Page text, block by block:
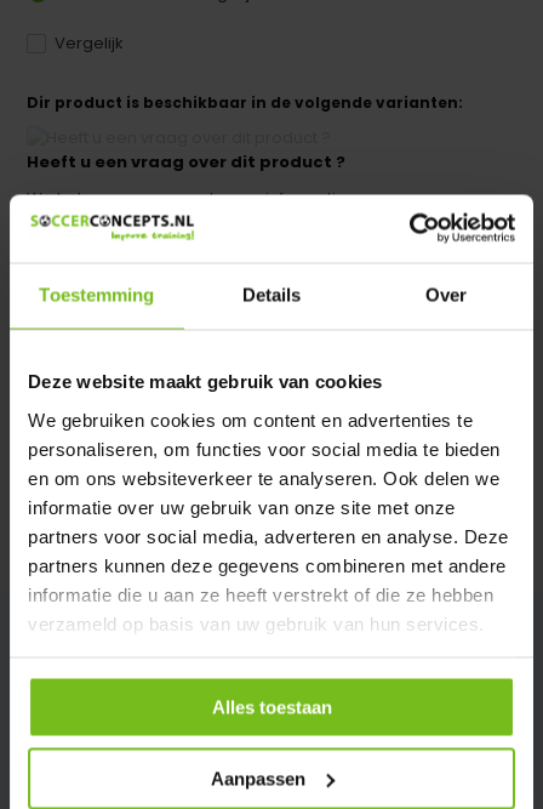
Toestemming Details Over
Deze website maakt gebruik van cookies
We gebruiken cookies om content en advertenties te
personaliseren, om functies voor social media te bieden
en om ons websiteverkeer te analyseren. Ook delen we
informatie over uw gebruik van onze site met onze
partners voor social media, adverteren en analyse. Deze
partners kunnen deze gegevens combineren met andere
informatie die u aan ze heeft verstrekt of die ze hebben
verzameld op basis van uw gebruik van hun services.
Alles toestaan
Aanpassen
Vergelijk
Dir product is beschikbaar in de volgende varianten:
Heeft u een vraag over dit product ?
We helpen u graag met meer informatie
Verstuur email
Specificaties
Reviews
Delen